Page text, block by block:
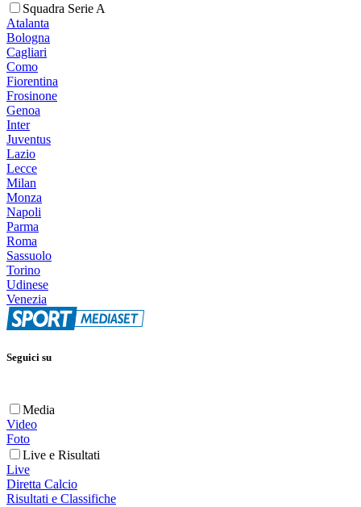
Squadra Serie A
Atalanta
Bologna
Cagliari
Como
Fiorentina
Frosinone
Genoa
Inter
Juventus
Lazio
Lecce
Milan
Monza
Napoli
Parma
Roma
Sassuolo
Torino
Udinese
Venezia
Seguici su
Media
Video
Foto
Live e Risultati
Live
Diretta Calcio
Risultati e Classifiche